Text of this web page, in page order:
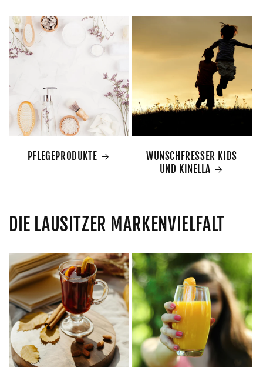
PFLEGEPRODUKTE
WUNSCHFRESSER KIDS
UND KINELLA
DIE LAUSITZER MARKENVIELFALT